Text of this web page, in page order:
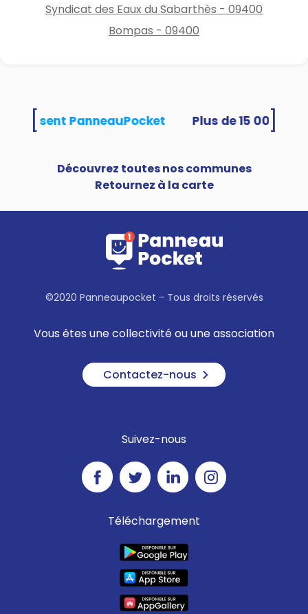
Syndicat des Eaux du Sabarthès - 09400
Bompas - 09400
utilisent PanneauPocket
Découvrez toutes nos communes
Retournez à la carte
©2020 Panneaupocket - Tous droits réservés
Vous êtes une collectivité ou une association
Contactez-nous
Suivez-nous
Téléchargement